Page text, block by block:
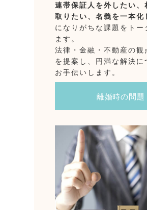
連帯保証人を外したい、
取りたい、名義を一本化
になりがちな課題をトー
ます。
法律・金融・不動産の観
を提案し、円満な解決に
お手伝いします。
離婚時の問題